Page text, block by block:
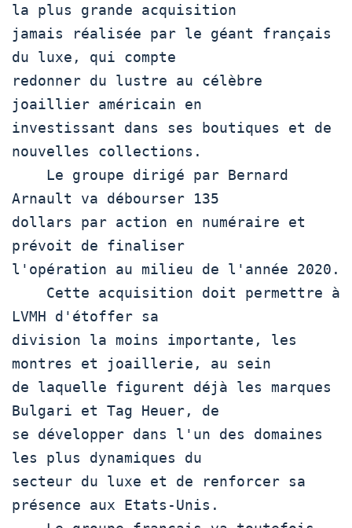
la plus grande acquisition
jamais réalisée par le géant français
du luxe, qui compte
redonner du lustre au célèbre
joaillier américain en
investissant dans ses boutiques et de
nouvelles collections.
Arnault va débourser 135
dollars par action en numéraire et
prévoit de finaliser
l'opération au milieu de l'année 2020.
LVMH d'étoffer sa
division la moins importante, les
montres et joaillerie, au sein
de laquelle figurent déjà les marques
Bulgari et Tag Heuer, de
se développer dans l'un des domaines
les plus dynamiques du
secteur du luxe et de renforcer sa
présence aux Etats-Unis.